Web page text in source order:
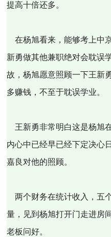
提高十倍还多。
在杨旭看来，能够考上中
新勇做其他兼职绝对会耽误
故，杨旭愿意照顾一下王新
多赚钱，不至于耽误学业。
王新勇非常明白这是杨旭
内心中已经早已经下定决心
嘉良对他的照顾。
两个财务在统计收入，五
量，见到杨旭打开门走进房
老板问好。